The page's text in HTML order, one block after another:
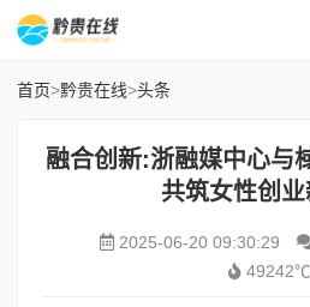
首页>黔贵在线>头条
融合创新:浙融媒中心与
共筑女性创
2025-06-20 09:30:29
49242℃